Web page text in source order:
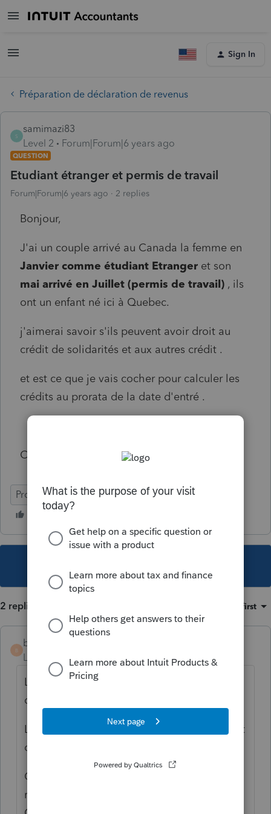
Sign In
Préparation de déclaration de revenus
S
samimazi83
Level 2
Forum|Forum|6 years ago
QUESTION
Etudiant étranger et permis de travail
Forum|Forum|6 years ago 2 replies
Bonjour,
J'ai un couple arrivé au Canada la femme en
Janvier comme étudiant Etranger et son
mai arrivé en Juillet (permis de travail) , ils
ont un enfant né ici à Quebec.
j'aimerai savoir s'ils peuvent avoir droit au
crédit de solidarités et aux autres crédit .
et est ce que je vais cocher pour calculer les
crédits au prorata de la date d'entré .
Cordialement
ProFile (Canada)
2 replies Oldest first
B
b-b-fiscalite
Level 4
Forum|Forum|6 years ago
La demande doit être faite dans la
déclaration d'impôt.
L'éligibilité aux crédits (TPS et Solidarité) est
conditionnée par la règle de 18 mois.
Chaque contribuable (non citoyen ou
résident permanent ) doit résider 18 mois au